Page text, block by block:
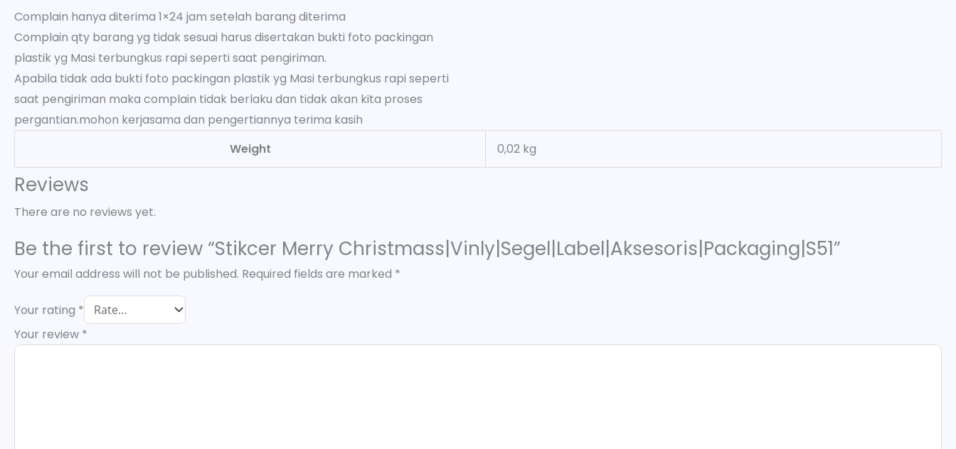
Complain hanya diterima 1×24 jam setelah barang diterima
Complain qty barang yg tidak sesuai harus disertakan bukti foto packingan
plastik yg Masi terbungkus rapi seperti saat pengiriman.
Apabila tidak ada bukti foto packingan plastik yg Masi terbungkus rapi seperti
saat pengiriman maka complain tidak berlaku dan tidak akan kita proses
pergantian.mohon kerjasama dan pengertiannya terima kasih
Weight
0,02 kg
Reviews
There are no reviews yet.
Be the first to review “Stikcer Merry Christmass|Vinly|Segel|Label|Aksesoris|Packaging|S51”
Your email address will not be published. Required fields are marked *
Your rating *
Your review *